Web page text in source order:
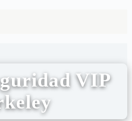
VIP